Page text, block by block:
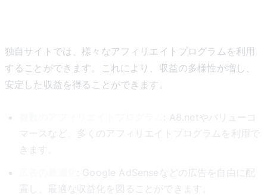
独自サイトでは、様々なアフィリエイトプログラムを利用
することができます。これにより、収益の多様性が増し、
安定した収益を得ることができます。
: A8.netやバリューコ
マースなど、多くのアフィリエイトプログラムを利用で
きます。
: Google AdSenseなどの広告を自由に配
置し、最適な収益化を図ることができます。